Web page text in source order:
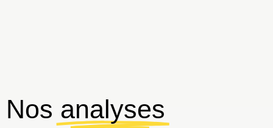
Nos analyses